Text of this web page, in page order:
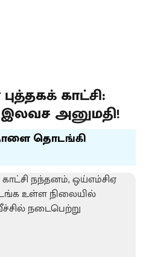
காட்சி:
அனுமதி!
தொடங்கி